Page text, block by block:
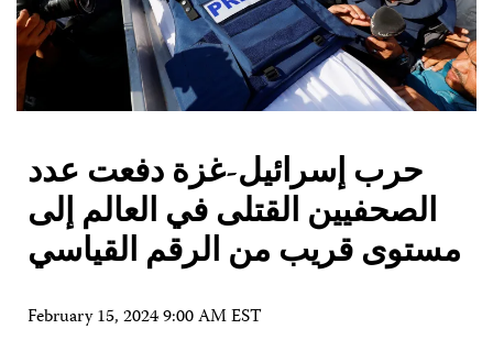
حرب إسرائيل-غزة دفعت عدد
الصحفيين القتلى في العالم إلى
مستوى قريب من الرقم القياسي
February 15, 2024 9:00 AM EST